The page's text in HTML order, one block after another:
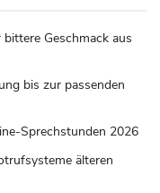
Geschmack aus
bis zur passenden
Sprechstunden 2026
älteren